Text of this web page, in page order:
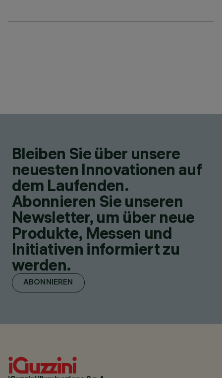
Bleiben Sie über unsere
neuesten Innovationen auf
dem Laufenden.
Abonnieren Sie unseren
Newsletter, um über neue
Produkte, Messen und
Initiativen informiert zu
werden.
ABONNIEREN